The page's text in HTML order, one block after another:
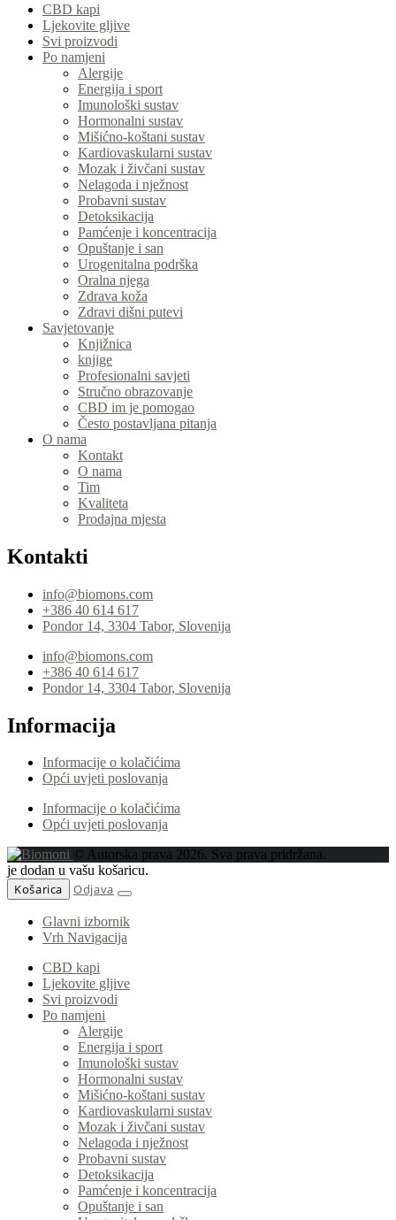
CBD kapi
Ljekovite gljive
Svi proizvodi
Po namjeni
Alergije
Energija i sport
Imunološki sustav
Hormonalni sustav
Mišićno-koštani sustav
Kardiovaskularni sustav
Mozak i živčani sustav
Nelagoda i nježnost
Probavni sustav
Detoksikacija
Pamćenje i koncentracija
Opuštanje i san
Urogenitalna podrška
Oralna njega
Zdrava koža
Zdravi dišni putevi
Savjetovanje
Knjižnica
knjige
Profesionalni savjeti
Stručno obrazovanje
CBD im je pomogao
Često postavljana pitanja
O nama
Kontakt
O nama
Tim
Kvaliteta
Prodajna mjesta
Kontakti
info@biomons.com
+386 40 614 617
Pondor 14, 3304 Tabor, Slovenija
info@biomons.com
+386 40 614 617
Pondor 14, 3304 Tabor, Slovenija
Informacija
Informacije o kolačićima
Opći uvjeti poslovanja
Informacije o kolačićima
Opći uvjeti poslovanja
© Autorska prava 2026. Sva prava pridržana.
je dodan u vašu košaricu.
Košarica Odjava
Glavni izbornik
Vrh Navigacija
CBD kapi
Ljekovite gljive
Svi proizvodi
Po namjeni
Alergije
Energija i sport
Imunološki sustav
Hormonalni sustav
Mišićno-koštani sustav
Kardiovaskularni sustav
Mozak i živčani sustav
Nelagoda i nježnost
Probavni sustav
Detoksikacija
Pamćenje i koncentracija
Opuštanje i san